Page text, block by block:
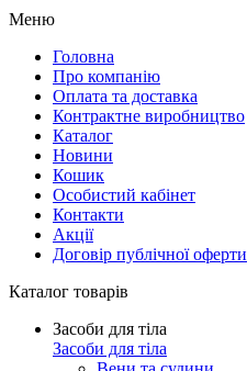
Меню
Головна
Про компанію
Оплата та доставка
Контрактне виробництво
Каталог
Новини
Кошик
Особистий кабінет
Контакти
Акції
Договір публічної оферти
Каталог товарів
Засоби для тіла
Засоби для тіла